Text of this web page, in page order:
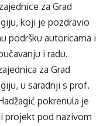
za Grad
koji je pozdravio
podršku autoricama i
i radu.
za Grad
u saradnji s prof.
pokrenula je
projekt pod nazivom